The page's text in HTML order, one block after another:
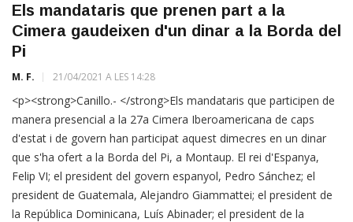
Els mandataris que prenen part a la
Cimera gaudeixen d'un dinar a la Borda del
Pi
M. F. 21/04/2021 A LES 14:28
<p><strong>Canillo.- </strong>Els mandataris que participen de
manera presencial a la 27a Cimera Iberoamericana de caps
d'estat i de govern han participat aquest dimecres en un dinar
que s'ha ofert a la Borda del Pi, a Montaup. El rei d'Espanya,
Felip VI; el president del govern espanyol, Pedro Sánchez; el
president de Guatemala, Alejandro Giammattei; el president de
la República Dominicana, Luís Abinader; el president de la